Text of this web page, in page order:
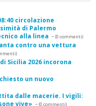
circolazione
di Palermo
alla linea - (0 commenti)
contro una vettura
Sicilia 2026 incorona
un nuovo
dalle macerie. I vigili:
vive» - (0 commenti)